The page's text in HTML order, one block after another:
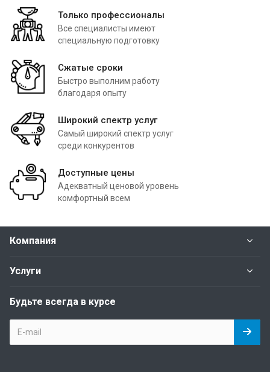
Только профессионалы
Все специалисты имеют
специальную подготовку
Сжатые сроки
Быстро выполним работу
благодаря опыту
Широкий спектр услуг
Самый широкий спектр услуг
среди конкурентов
Доступные цены
Адекватный ценовой уровень
комфортный всем
Компания
Услуги
Будьте всегда в курсе